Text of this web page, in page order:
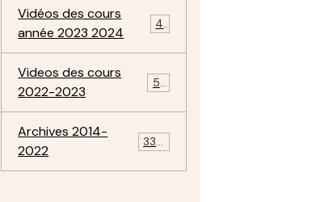
Vidéos des cours
année 2023 2024
47
Videos des cours
2022-2023
50
Archives 2014-
2022
334